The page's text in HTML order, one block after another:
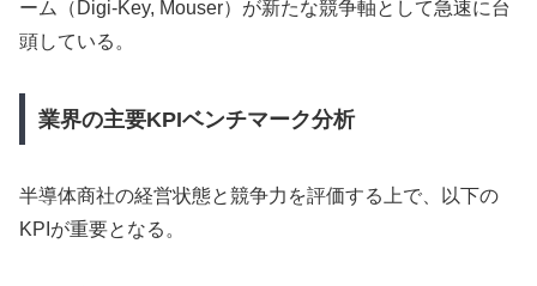
ーム（Digi-Key, Mouser）が新たな競争軸として急速に台
頭している。
業界の主要KPIベンチマーク分析
半導体商社の経営状態と競争力を評価する上で、以下の
KPIが重要となる。